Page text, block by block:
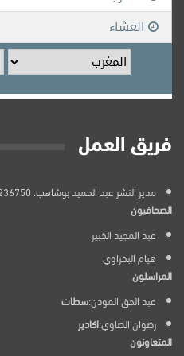
فريق العمل
مدير النشر عبد الحميد بوشاهب: 0628236750
الصحافيون
عبد المجيد الخبير
هيام البحراوي
المراسلون
عبد الحق المودن:سطات
رضوان الصاوي:اكادير
المتعاونون